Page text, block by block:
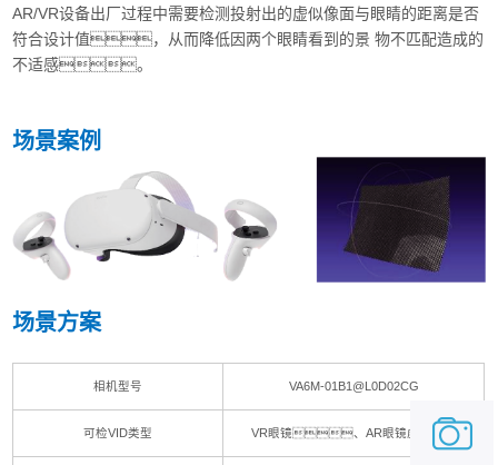
AR/VR设备出厂过程中需要检测投射出的虚似像面与眼睛的距离是否
符合设计值，从而降低因两个眼睛看到的景 物不匹配造成的
不适感。
场景案例
场景方案
相机型号 VA6M-01B1@L0D02CG
可检VID类型 VR眼镜、AR眼镜虚像测距